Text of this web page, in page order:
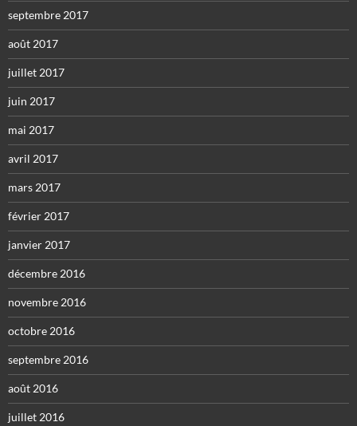
septembre 2017
août 2017
juillet 2017
juin 2017
mai 2017
avril 2017
mars 2017
février 2017
janvier 2017
décembre 2016
novembre 2016
octobre 2016
septembre 2016
août 2016
juillet 2016